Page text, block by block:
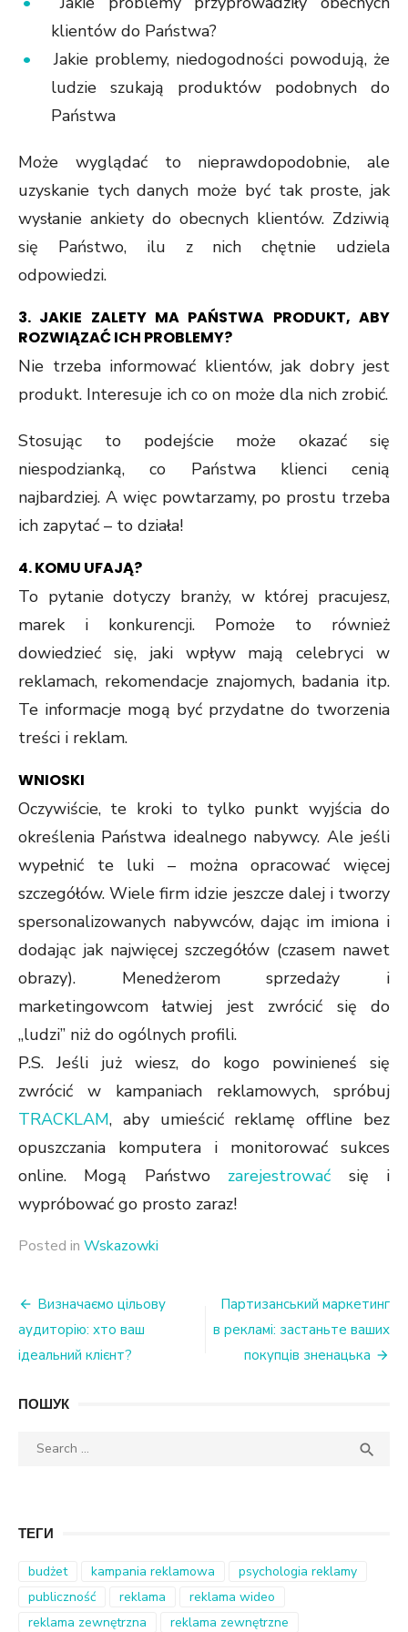
klientów do Państwa?
Jakie problemy, niedogodności powodują, że
ludzie szukają produktów podobnych do
Państwa
Może wyglądać to nieprawdopodobnie, ale
uzyskanie tych danych może być tak proste, jak
wysłanie ankiety do obecnych klientów. Zdziwią
się Państwo, ilu z nich chętnie udziela
odpowiedzi.
3. JAKIE ZALETY MA PAŃSTWA PRODUKT, ABY
ROZWIĄZAĆ ICH PROBLEMY?
Nie trzeba informować klientów, jak dobry jest
produkt. Interesuje ich co on może dla nich zrobić.
Stosując to podejście może okazać się
niespodzianką, co Państwa klienci cenią
najbardziej. A więc powtarzamy, po prostu trzeba
ich zapytać – to działa!
4. KOMU UFAJĄ?
To pytanie dotyczy branży, w której pracujesz,
marek i konkurencji. Pomoże to również
dowiedzieć się, jaki wpływ mają celebryci w
reklamach, rekomendacje znajomych, badania itp.
Te informacje mogą być przydatne do tworzenia
treści i reklam.
WNIOSKI
Oczywiście, te kroki to tylko punkt wyjścia do
określenia Państwa idealnego nabywcy. Ale jeśli
wypełnić te luki – można opracować więcej
szczegółów. Wiele firm idzie jeszcze dalej i tworzy
spersonalizowanych nabywców, dając im imiona i
dodając jak najwięcej szczegółów (czasem nawet
obrazy). Menedżerom sprzedaży i
marketingowcom łatwiej jest zwrócić się do
„ludzi” niż do ogólnych profili.
P.S. Jeśli już wiesz, do kogo powinieneś się
zwrócić w kampaniach reklamowych, spróbuj
TRACKLAM, aby umieścić reklamę offline bez
opuszczania komputera i monitorować sukces
online. Mogą Państwo
zarejestrować się i
wypróbować go prosto zaraz!
Posted in Wskazowki
Nawigacja
wpisu
Визначаємо цільову
аудиторію: хто ваш
ідеальний клієнт?
Партизанський маркетинг
в рекламі: застаньте ваших
покупців зненацька
ПОШУК
Search

ТЕГИ
budżet kampania reklamowa
psychologia reklamy
publiczność
reklama
reklama wideo
reklama zewnętrzna
reklama zewnętrzne